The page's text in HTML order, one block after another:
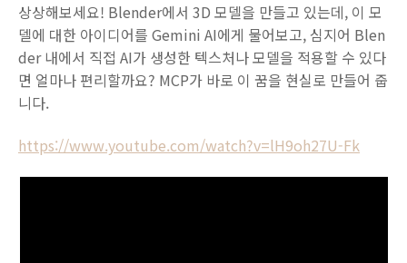
상상해보세요! Blender에서 3D 모델을 만들고 있는데, 이 모
델에 대한 아이디어를 Gemini AI에게 물어보고, 심지어 Blen
der 내에서 직접 AI가 생성한 텍스처나 모델을 적용할 수 있다
면 얼마나 편리할까요? MCP가 바로 이 꿈을 현실로 만들어 줍
니다.
https://www.youtube.com/watch?v=lH9oh27U-Fk